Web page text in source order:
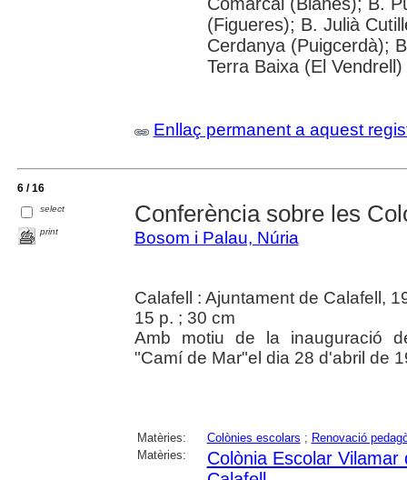
(Figueres); B. Julià
Cerdanya (Puigcerdà);
Terra Baixa (El Vendrell)
Enllaç permanent a aquest
6 / 16
select
print
Conferència sobre les
Bosom i Palau, Núria
Calafell : Ajuntament de Calafell,
15 p. ; 30 cm
Amb motiu de la inauguració
"Camí de Mar"el dia 28 d'abril de
Matèries: Colònies escolars ; Renovació
Matèries:
Colònia Escolar Vilamar